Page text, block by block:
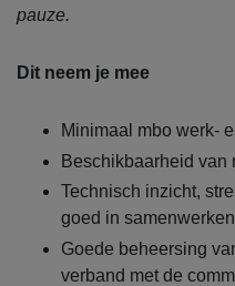
pauze.
Dit neem je mee
Minimaal mbo werk-
Beschikbaarheid van
Technisch inzicht,
goed in samenwerken
Goede beheersing
verband met de